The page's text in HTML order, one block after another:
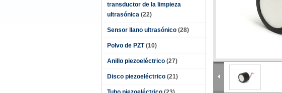
transductor de la limpieza
ultrasónica (22)
Sensor llano ultrasónico (28)
Polvo de PZT (10)
Anillo piezoeléctrico (27)
Disco piezoeléctrico (21)